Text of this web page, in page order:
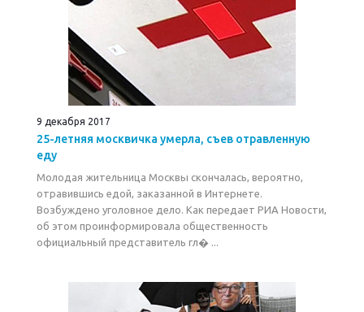
9 декабря 2017
25-летняя москвичка умерла, съев отравленную
еду
Молодая жительница Москвы скончалась, вероятно,
отравившись едой, заказанной в Интернете.
Возбуждено уголовное дело. Как передает РИА Новости,
об этом проинформировала общественность
официальный представитель гл� ...